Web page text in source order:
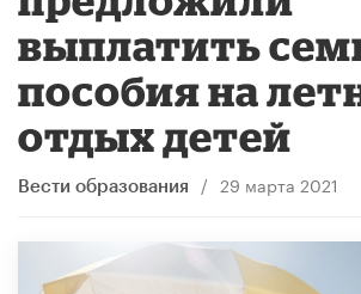
выплатить
пособия на
отдых детей
Вести образования / 29 марта 2021